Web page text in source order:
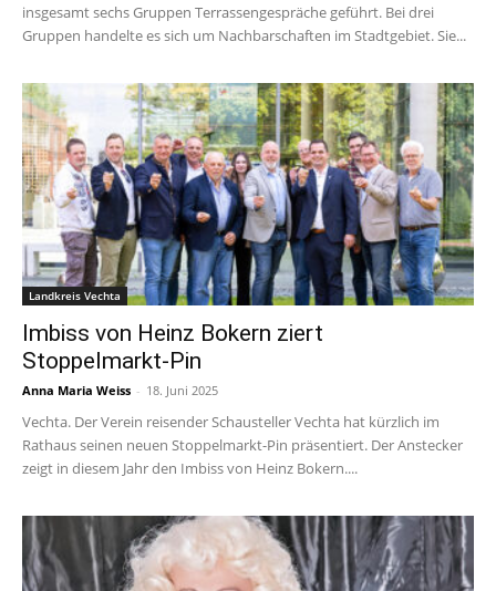
insgesamt sechs Gruppen Terrassengespräche geführt. Bei drei
Gruppen handelte es sich um Nachbarschaften im Stadtgebiet. Sie...
Landkreis Vechta
Imbiss von Heinz Bokern ziert
Stoppelmarkt-Pin
Anna Maria Weiss - 18. Juni 2025
Vechta. Der Verein reisender Schausteller Vechta hat kürzlich im
Rathaus seinen neuen Stoppelmarkt-Pin präsentiert. Der Anstecker
zeigt in diesem Jahr den Imbiss von Heinz Bokern....